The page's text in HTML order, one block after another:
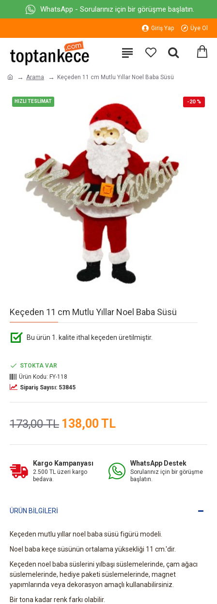
WhatsApp - Sorularınız için bir görüşme başlatın.
Giriş Yap Üye Ol
Arama Keçeden 11 cm Mutlu Yıllar Noel Baba Süsü
HIZLI TESLİMAT -20 %
Keçeden 11 cm Mutlu Yıllar Noel Baba Süsü
Bu ürün 1. kalite ithal keçeden üretilmiştir.
138,00 TL
173,00 TL
STOKTA VAR
Ürün Kodu: FY-118
Sipariş Sayısı: 53845
Kargo Kampanyası
2.500 TL üzeri kargo
bedava.
WhatsApp Destek
Sorularınız için bir görüşme
başlatın.
ÜRÜN BILGILERI
Keçeden mutlu yıllar noel baba süsü figürü modeli.
Noel baba keçe süsünün ortalama yüksekliği 11 cm.'dir.
Keçeden noel baba süslerini yılbaşı süslemelerinde, çam ağacı
süslemelerinde, hediye paketi süslemelerinde, magnet
yapımlarında veya dekorasyon amaçlı kullanabilirsiniz.
Bir tona kadar renk farkı olabilir.